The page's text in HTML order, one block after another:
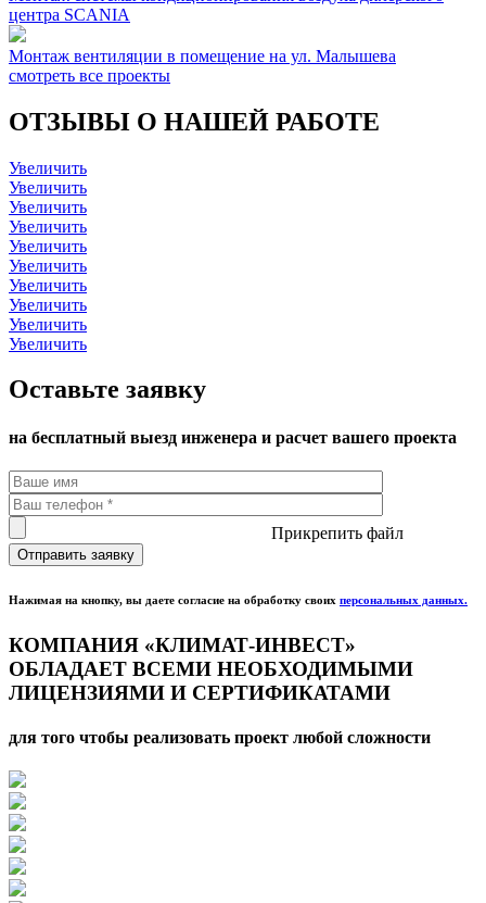
центра SCANIA
Монтаж вентиляции в помещение на ул. Малышева
смотреть все проекты
ОТЗЫВЫ О НАШЕЙ РАБОТЕ
Увеличить
Увеличить
Увеличить
Увеличить
Увеличить
Увеличить
Увеличить
Увеличить
Увеличить
Увеличить
Оставьте заявку
на бесплатный выезд инженера и расчет вашего проекта
Прикрепить файл
Нажимая на кнопку, вы даете согласие на обработку своих персональных данных.
КОМПАНИЯ «КЛИМАТ-ИНВЕСТ»
ОБЛАДАЕТ ВСЕМИ НЕОБХОДИМЫМИ
ЛИЦЕНЗИЯМИ И СЕРТИФИКАТАМИ
для того чтобы реализовать проект любой сложности